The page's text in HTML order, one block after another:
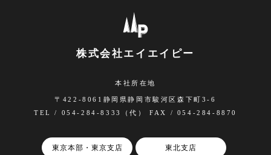
株式会社エイエイピー
本社所在地
〒422-8061静岡県静岡市駿河区森下町3-6
TEL / 054-284-8333（代） FAX / 054-284-8870
東京本部・東京支店 東北支店